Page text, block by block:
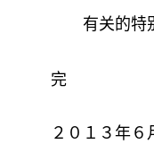
有关的特别
完
２０１３年６